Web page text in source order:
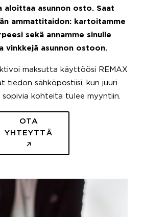
aloittaa asunnon osto. Saat
ammattitaidon: kartoitamme
sekä annamme sinulle
vinkkejä asunnon ostoon.
maksutta käyttöösi REMAX
tiedon sähköpostiisi, kun juuri
sopivia kohteita tulee myyntiin.
OTA
YHTEYTTÄ